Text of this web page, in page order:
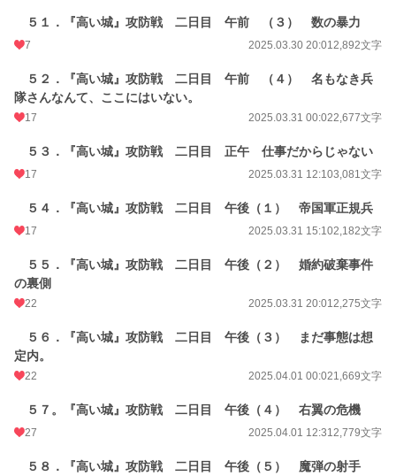
５１．『高い城』攻防戦 二日目 午前 （３） 数の暴力
7 2025.03.30 20:012,892文字
５２．『高い城』攻防戦 二日目 午前 （４） 名もなき兵
隊さんなんて、ここにはいない。
17 2025.03.31 00:022,677文字
５３．『高い城』攻防戦 二日目 正午 仕事だからじゃない
17 2025.03.31 12:103,081文字
５４．『高い城』攻防戦 二日目 午後（１） 帝国軍正規兵
17 2025.03.31 15:102,182文字
５５．『高い城』攻防戦 二日目 午後（２） 婚約破棄事件
の裏側
22 2025.03.31 20:012,275文字
５６．『高い城』攻防戦 二日目 午後（３） まだ事態は想
定内。
22 2025.04.01 00:021,669文字
５７。『高い城』攻防戦 二日目 午後（４） 右翼の危機
27 2025.04.01 12:312,779文字
５８．『高い城』攻防戦 二日目 午後（５） 魔弾の射手